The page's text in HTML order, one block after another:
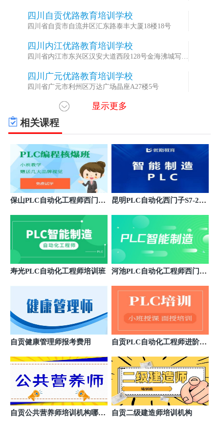
四川自贡优路教育培训学校
四川省自贡市自流井区汇东路泰丰大厦18楼18号
四川内江优路教育培训学校
四川省内江市东兴区汉安大道西段128号金海沸城写字
四川广元优路教育培训学校
四川省广元市利州区万达广场晶座A27楼5号
四川达州优路教育培训学校
四川省达州市达川区三里坪街道华蜀南路443号，城市
坐标7-B5室
7 四川眉山优路教育培训学校
四川省眉山市东坡区裴城路69号财富中心A座901室
8 四川攀枝花优路教育培训学校
四川省攀枝花市东区炳草岗大街58号泰隆商务大厦东
楼2103室
9 四川乐山优路教育培训学校
四川泸州优路教育培训学校
四川省泸州市江阳区酒城大道三段12号佳乐世纪城金
融中心12号楼1508室
四川遂宁优路教育培训学校
四川省遂宁市船山区河东新区德水北路56号正黄·金域
12 四川德阳优路教育培训学校
四川省德阳市旌阳区岷江西路一段256号汇通大厦A座
510室
13 四川宜宾优路教育培训学校
四川省宜宾市翠屏区翠柏大道东段152号理想城商务写
字楼A座1611室
四川南充优路教育培训学校
四川省南充市高坪区江东中路七段1号天来写字楼624
15 四川绵阳优路教育培训学校
四川省绵阳市涪城区花园路9号万达广场6栋2单元1821
室
16 四川成都优路教育培训学校
显示更多
相关课程
保山PLC自动化工程师西门子
昆明PLC自动化西门子S7-200
寿光PLC自动化工程师培训班
河池PLC自动化工程师西门子
自贡健康管理师报考费用
自贡PLC自动化工程师进阶培
自贡公共营养师培训机构哪个
自贡二级建造师培训机构